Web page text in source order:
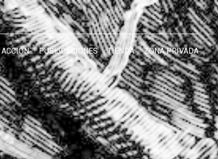
PUBLICACIONES TIENDA ZONA PRIVADA